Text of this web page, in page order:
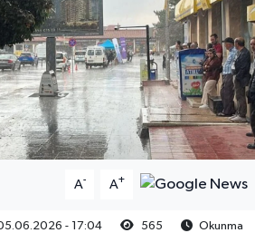
A- A+
- 17:04 565
Okunma